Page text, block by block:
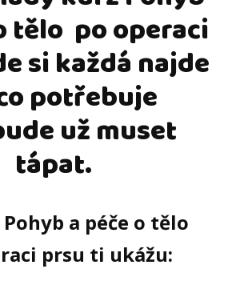
tělo po operaci
si každá najde
potřebuje
už muset
tápat.
a péče o tělo
prsu ti ukážu: